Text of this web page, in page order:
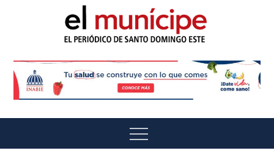
El Munícipe
Menu